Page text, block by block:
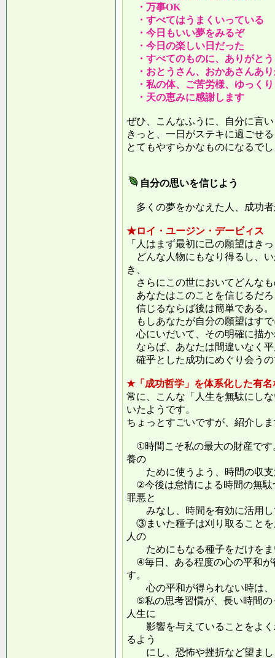
・万事OK
・すべてはうまくいっている
・今日もいい夢をみるぞ
・今日の楽しい日だった
・すべてのものに、ありがとう
・おとうさん、おかあさんあ
・私の体、ご苦労様、ゆっく
・天の恵みに感謝します
ぜひ、こんなふうに、自分に言
きっと、一日がステキに過ごせ
とてもやすらかなものになるで
自分の思いを信じよう
多くの夢をかなえた人、成功
★ロイ・ユージン・デービィス
「人はまず最初に己の願望はき
どんな人物にもなり得るし、
き、
さらにこの世においてどんな
あなたはこのことを信じるだ
信じるならば後は簡単である。
もしあなたが自分の願望はす
心にいだいて、その明確に描
ならば、あなたは間違いなく
確乎とした成功にめぐり会う
★「成功哲学」を体系化した有
常に、こんな「人生を無駄にし
いたようです。
ちょっとすごいですが、紹介し
①時間こそ私の最大の財産です
養の
ために使うよう、時間の収支
②今後は怠情による時間の無駄
罪悪と
みなし、時間を有効に活用し
③まいた種子は刈り取ることを
人の
ためにもなる種子をだけをま
④毎日、ある程度の心の平和が
す。
心の平和が得られない時は、
⑤私の思考習慣が、長い時間の
人生に
影響を与えていることをよく
るよう
にし、恐怖や挫折など望まし